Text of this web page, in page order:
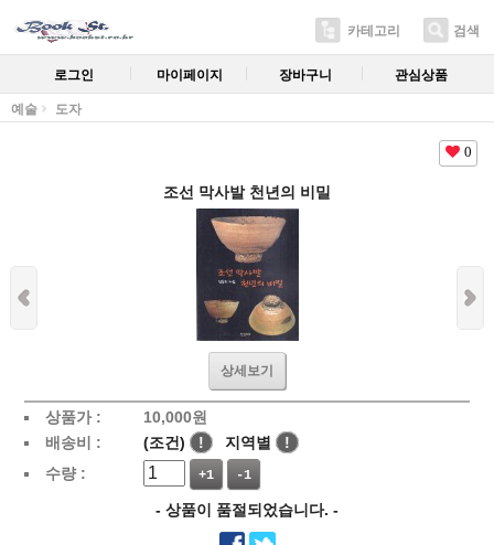
카테고리 검색
로그인 마이페이지 장바구니 관심상품
예술 도자
0
조선 막사발 천년의 비밀
상세보기
상품가 : 10,000원
배송비 :
(조건) ! 지역별
!
수량 :
+1 -1
- 상품이 품절되었습니다. -